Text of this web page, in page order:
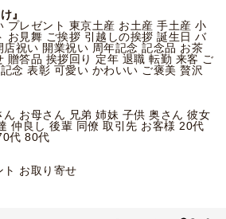
』
プレゼント 東京土産 お土産 手土産 小
お見舞 ご挨拶 引越しの挨拶 誕生日 バ
祝い 開業祝い 周年記念 記念品 お茶
贈答品 挨拶回り 定年 退職 転勤 来客 ご
念 表彰 可愛い かわいい ご褒美 贅沢
お母さん 兄弟 姉妹 子供 奥さん 彼女
仲良し 後輩 同僚 取引先 お客様 20代
代 80代
ト お取り寄せ